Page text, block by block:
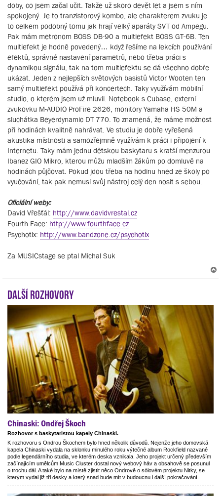
doby, co jsem začal učit. Takže už skoro devět let a jsem s ním
spokojený. Je to tranzistorový kombo, ale charakterem zvuku je
to celkem podobný tomu jak hrají velký aparáty SVT od Ampegu.
Pak mám metronom BOSS DB-90 a multiefekt BOSS GT-6B. Ten
multiefekt je hodně povedený… když řešíme na lekcích používání
efektů, správné nastavení parametrů, nebo třeba práci s
dynamikou signálu, tak na tom multiefektu se dá všechno dobře
ukázat. Jeden z nejlepších světových basistů Victor Wooten ten
samý multiefekt používá při koncertech. Taky využívám mobilní
studio, o kterém jsem už mluvil. Notebook s Cubase, externí
zvukovku M-AUDIO ProFire 2626, monitory Yamaha HS 50M a
sluchátka Beyerdynamic DT 770. To znamená, že máme možnost
při hodinách kvalitně nahrávat. Ve studiu je dobře vyřešená
akustika místnosti a samozřejmně využívám k práci i připojení k
Internetu. Taky mám jednu dětskou baskytaru s kratší menzurou
Ibanez GIO Mikro, kterou můžu mladším žákům po domluvě na
hodinách půjčovat. Pokud jdou třeba na hodinu hned ze školy po
vyučování, tak pak nemusí svůj nástroj celý den nosit s sebou.
Oficiální weby:
David Vřešťál: http://www.davidvrestal.cz
Fourth Face: http://www.fourthface.cz
Psychotix: http://www.bandzone.cz/psychotix
Za MUSICstage se ptal Michal Suk
Další rozhovory
Chinaski: Ondřej Škoch
Rozhovor s baskytaristou kapely Chinaski.
K rozhovoru s Ondrou Škochem bylo hned několik důvodů. Nejenže jeho domovská
kapela Chinaski vydala na sklonku minulého roku výtečné album Rockfield nazvané
podle legendárního studia, ve kterém deska vznikala. Jeho projekt určený především
začínajícím umělcům Music Cluster dostal nový webový háv a obsahově se posunul
o trochu dál. A také bylo na místě zjistit něco Ondrově o sólovém projektu Nitky, se
kterým vydal již tři desky a který snad bude mít v budoucnu i další pokračování.